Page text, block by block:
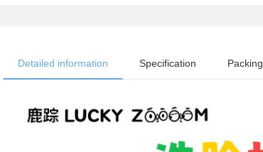
Detailed information Specification Packing